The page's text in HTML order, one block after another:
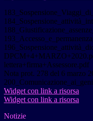
lettera+firma+Assessore.pdf
Nota prot. 278 del 6 marzo
Widget con link a risorsa
Widget con link a risorsa
Notizie